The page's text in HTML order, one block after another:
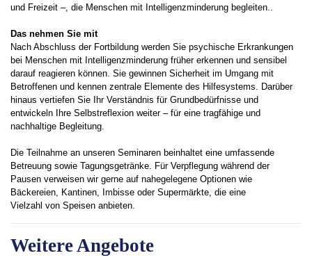
und Freizeit –, die Menschen mit Intelligenzminderung begleiten..
Das nehmen Sie mit
Nach Abschluss der Fortbildung werden Sie psychische Erkrankungen
bei Menschen mit Intelligenzminderung früher erkennen und sensibel
darauf reagieren können. Sie gewinnen Sicherheit im Umgang mit
Betroffenen und kennen zentrale Elemente des Hilfesystems. Darüber
hinaus vertiefen Sie Ihr Verständnis für Grundbedürfnisse und
entwickeln Ihre Selbstreflexion weiter – für eine tragfähige und
nachhaltige Begleitung.
Die Teilnahme an unseren Seminaren beinhaltet eine umfassende
Betreuung sowie Tagungsgetränke. Für Verpflegung während der
Pausen verweisen wir gerne auf nahegelegene Optionen wie
Bäckereien, Kantinen, Imbisse oder Supermärkte, die eine
Vielzahl von Speisen anbieten.
Weitere Angebote